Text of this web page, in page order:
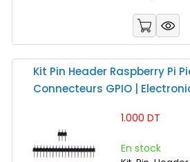
Kit Pin Header Raspberry Pi
Connecteurs GPIO |
1.000 DT
En stock